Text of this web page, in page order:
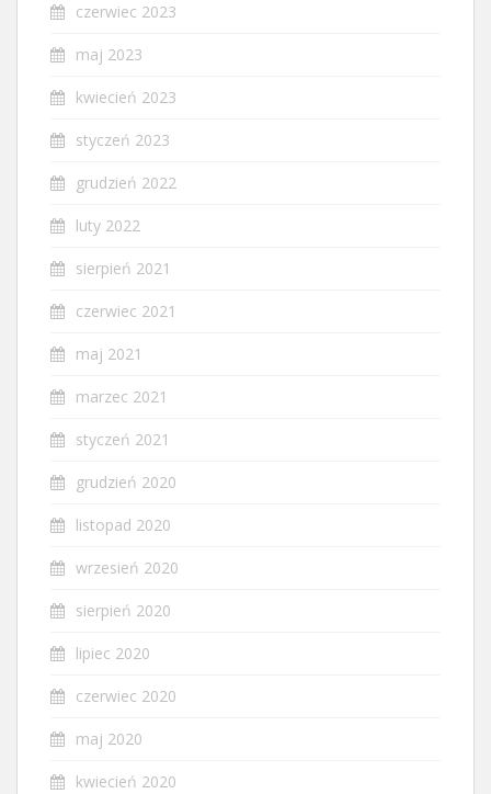
czerwiec 2023
maj 2023
kwiecień 2023
styczeń 2023
grudzień 2022
luty 2022
sierpień 2021
czerwiec 2021
maj 2021
marzec 2021
styczeń 2021
grudzień 2020
listopad 2020
wrzesień 2020
sierpień 2020
lipiec 2020
czerwiec 2020
maj 2020
kwiecień 2020